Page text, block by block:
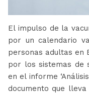
El impulso de la
por un calendario
personas adultas en
por los sistemas de
en el informe
documento que